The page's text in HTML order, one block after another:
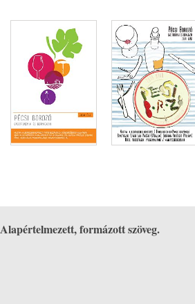
Alapértelmezett, formázott szöveg.